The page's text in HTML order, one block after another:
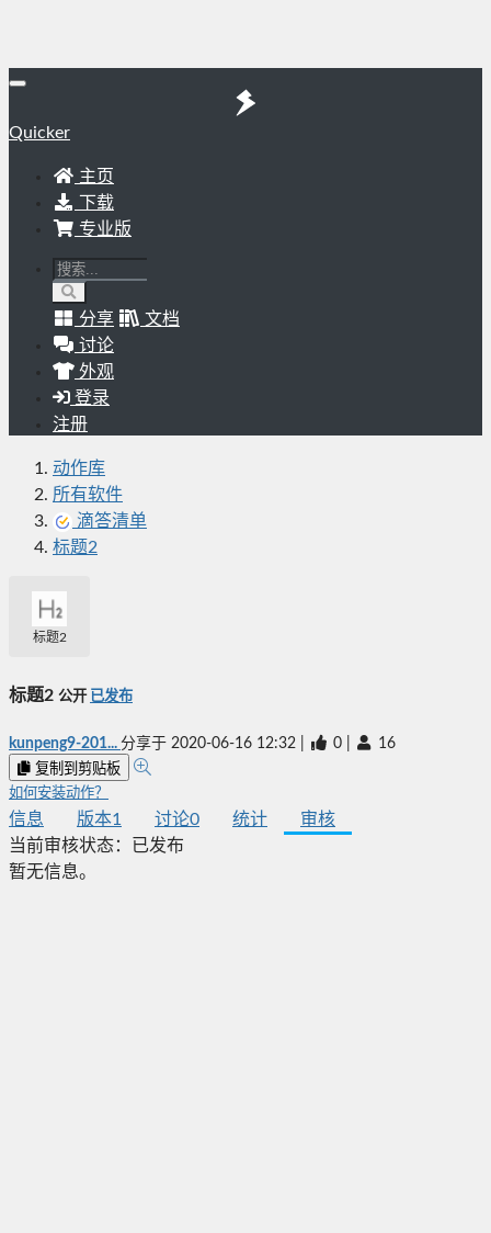
Quicker
主页
下载
专业版
分享
文档
讨论
外观
登录
注册
动作库
所有软件
滴答清单
标题2
标题2
标题2 公开 已发布
kunpeng9-201... 分享于 2020-06-16 12:32 0 16
复制到剪贴板
如何安装动作？
信息 版本1 讨论0 统计
审核
当前审核状态：
已发布
暂无信息。